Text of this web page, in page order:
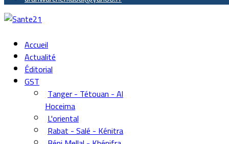
Accueil
Actualité
Éditorial
GST
Tanger - Tétouan - Al
Hoceima
L'oriental
Rabat - Salé - Kénitra